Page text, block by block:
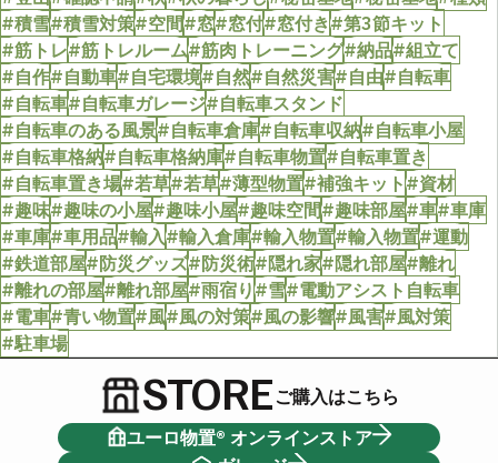
#積雪#積雪対策#空間#窓#窓付#窓付き#第3節キット
#筋トレ#筋トレルーム#筋肉トレーニング#納品#組立て
#自作#自動車#自宅環境#自然#自然災害#自由#自転車
#自転車#自転車ガレージ#自転車スタンド
#自転車のある風景#自転車倉庫#自転車収納#自転車小屋
#自転車格納#自転車格納庫#自転車物置#自転車置き
#自転車置き場#若草#若草#薄型物置#補強キット#資材
#趣味#趣味の小屋#趣味小屋#趣味空間#趣味部屋#車#車庫
#車庫#車用品#輸入#輸入倉庫#輸入物置#輸入物置#運動
#鉄道部屋#防災グッズ#防災術#隠れ家#隠れ部屋#離れ
#離れの部屋#離れ部屋#雨宿り#雪#電動アシスト自転車
#電車#青い物置#風#風の対策#風の影響#風害#風対策
#駐車場
STOREご購入はこちら
ユーロ物置® オンラインストア